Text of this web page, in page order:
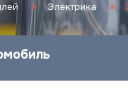
Электрика